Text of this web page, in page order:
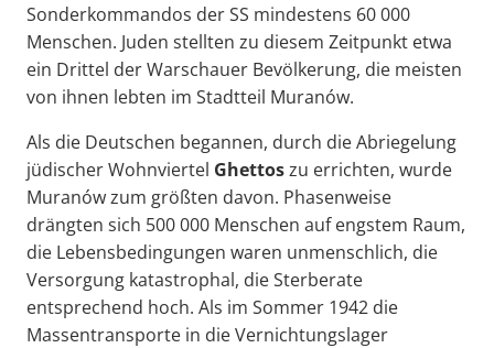
Sonderkommandos der SS mindestens 60 000
Menschen. Juden stellten zu diesem Zeitpunkt etwa
ein Drittel der Warschauer Bevölkerung, die meisten
von ihnen lebten im Stadtteil Muranów.
Als die Deutschen begannen, durch die Abriegelung
jüdischer Wohnviertel Ghettoszu errichten, wurde
Muranów zum größten davon. Phasenweise
drängten sich 500 000 Menschen auf engstem Raum,
die Lebensbedingungen waren unmenschlich, die
Versorgung katastrophal, die Sterberate
entsprechend hoch. Als im Sommer 1942 die
Massentransporte in die Vernichtungslager